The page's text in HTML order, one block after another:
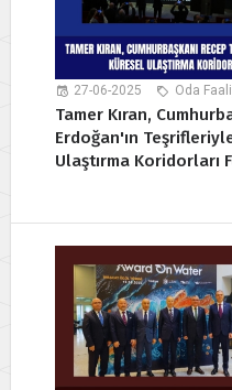
27-06-2025 Oda
Tamer Kıran,
Erdoğan'ın
Ulaştırma Koridorları